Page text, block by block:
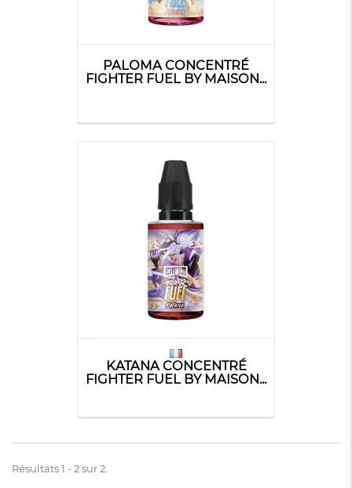
PALOMA CONCENTRÉ
FIGHTER FUEL BY MAISON...
KATANA CONCENTRÉ
FIGHTER FUEL BY MAISON...
Résultats 1 - 2 sur 2.